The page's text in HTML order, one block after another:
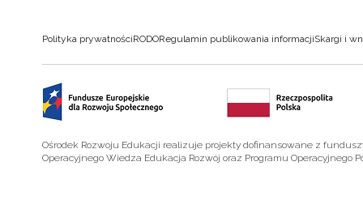
Polityka prywatnościRODORegulamin publikowania informacjiSkargi i
Ośrodek Rozwoju Edukacji realizuje projekty dofinansowane z
Operacyjnego Wiedza Edukacja Rozwój oraz Programu Operacyjnego